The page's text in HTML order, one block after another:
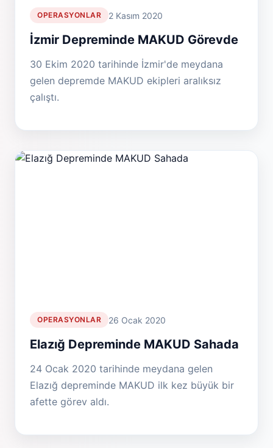
OPERASYONLAR 2 Kasım 2020
İzmir Depreminde MAKUD Görevde
30 Ekim 2020 tarihinde İzmir'de meydana
gelen depremde MAKUD ekipleri aralıksız
çalıştı.
OPERASYONLAR 26 Ocak 2020
Elazığ Depreminde MAKUD Sahada
24 Ocak 2020 tarihinde meydana gelen
Elazığ depreminde MAKUD ilk kez büyük bir
afette görev aldı.